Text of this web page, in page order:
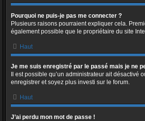
Pourquoi ne puis-je pas me connecter ?
Plusieurs raisons pourraient expliquer cela.
également possible que le propriétaire du site
Haut
Je me suis enregistré par le passé mais je ne
Il est possible qu’un administrateur ait
enregistrer et soyez plus investi sur le forum.
Haut
J’ai perdu mon mot de passe !